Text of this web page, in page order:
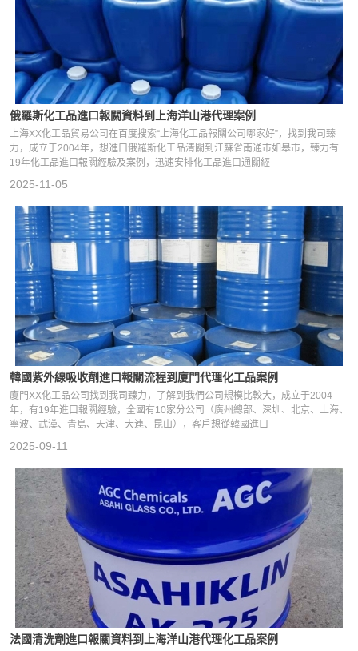
俄羅斯化工品進口報關資料到上海洋山港代理案例
上海XX化工品貿易公司在百度搜索“上海化工品報關公司哪家好”，找到我司臻
力，成立于2004年，想進口俄羅斯化工品清關到江蘇省南通市如皋市，臻力有
19年化工品進口報關經驗及案例，迅速安排化工品進口通關經
2025-11-05
韓國紫外線吸收劑進口報關流程到廈門代理化工品案例
廈門XX化工品公司找到我司臻力，了解到我們公司規模比較大，成立于2004
年，有19年進口報關經驗，全國有10家分公司（廣州總部、深圳、北京、上海、
寧波、武漢、青島、天津、大連、昆山），客戶想從韓國進口
2025-09-11
法國清洗劑進口報關資料到上海洋山港代理化工品案例